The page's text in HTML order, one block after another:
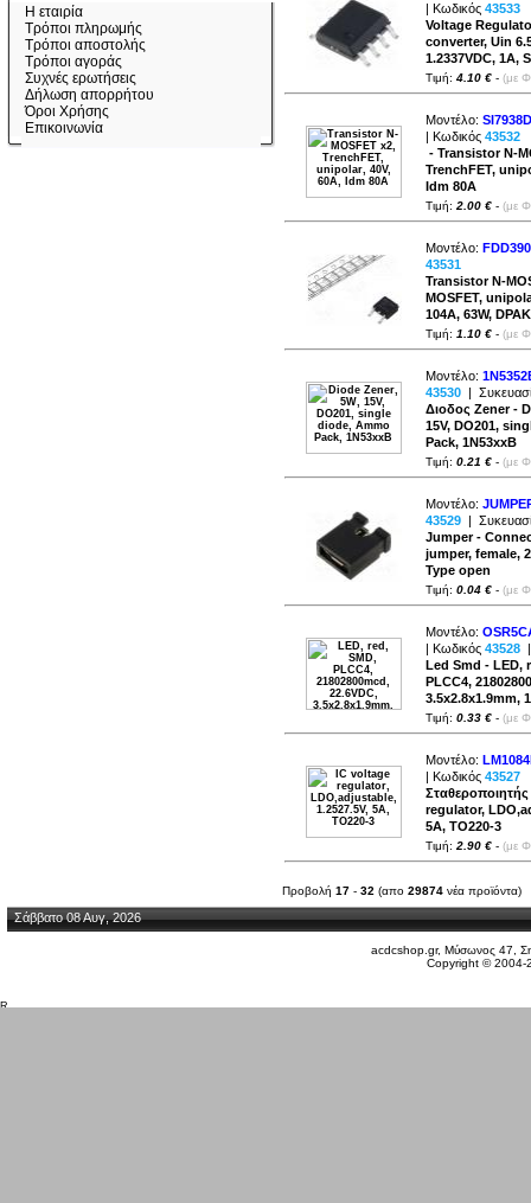
Η εταιρία
Τρόποι πληρωμής
Τρόποι αποστολής
Τρόποι αγοράς
Συχνές ερωτήσεις
Δήλωση απορρήτου
Όροι Χρήσης
Επικοινωνία
| Κωδικός 43533
Voltage
converter, Uin
1.2337VDC, 1A,
Τιμή: 4.10 € - (με
Μοντέλο:
| Κωδικός 43532
- Transistor N-
TrenchFET,
Idm 80A
Τιμή: 2.00 € - (με
Μοντέλο:
43531
Transistor N-
MOSFET,
104A, 63W, DPAK
Τιμή: 1.10 € - (με
Μοντέλο:
43530 |
Διοδος Zener -
15V, DO201,
Pack, 1N53xxB
Τιμή: 0.21 € - (με
Μοντέλο:
43529 |
Jumper -
jumper, female,
Type open
Τιμή: 0.04 € - (με
Μοντέλο:
| Κωδικός 43528 |
Led Smd - LED,
PLCC4,
3.5x2.8x1.9mm,
Τιμή: 0.33 € - (με
Μοντέλο:
| Κωδικός 43527
regulator,
5A, TO220-3
Τιμή: 2.90 € - (με
Προβολή 17 - 32 (απο 29874 νέα προϊόντα)
Σάββατο 08 Αυγ, 2026
acdcshop.gr, Μύσωνος 47,
Copyright ©